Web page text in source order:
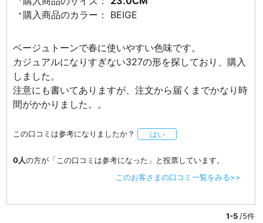
購入商品のカラー：
BEIGE
ベージュトーンで春に使いやすい色味です。
カジュアルになりすぎない327の形を探しており、購入
しました。
注意にも書いてありますが、注文から届くまでかなり時
間がかかりました。。
この口コミは参考になりましたか？ はい
0人の方が「この口コミは参考になった」と投票しています。
このお客さまの口コミ一覧をみる>>
1-5 /5件